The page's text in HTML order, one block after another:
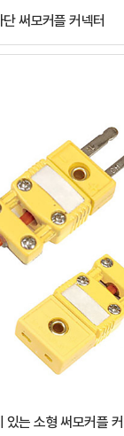
써모커플 커넥터
있는 소형 써모커플